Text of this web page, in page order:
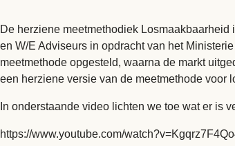
De herziene meetmethodiek
en W/E Adviseurs in opdracht van het
meetmethode opgesteld, waarna de markt
een herziene versie van de meetmethode voor
In onderstaande video lichten we toe wat er is
https://www.youtube.com/